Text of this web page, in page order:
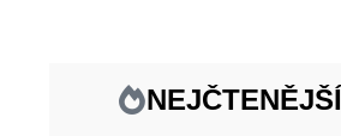
NEJČTENĚJŠÍ